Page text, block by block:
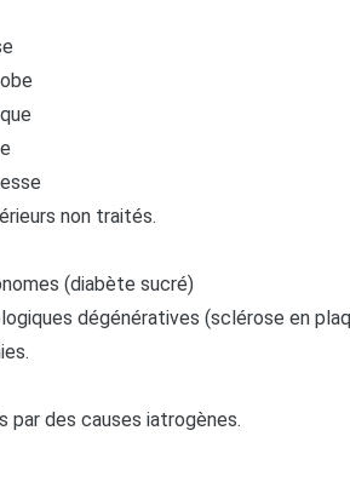
non traités.
(diabète sucré)
dégénératives (sclérose en
par des causes iatrogènes.